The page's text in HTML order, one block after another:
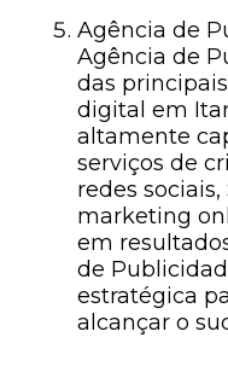
Agência de
Agência de
das
digital em
altamente
serviços de
redes
marketing
em
de
estratégica
alcançar o